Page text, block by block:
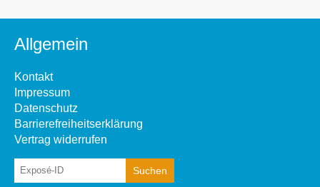
Allgemein
Kontakt
Impressum
Datenschutz
Barrierefreiheitserklärung
Vertrag widerrufen